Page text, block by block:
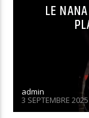
LE
admin
3 SEPTEMBRE 2025